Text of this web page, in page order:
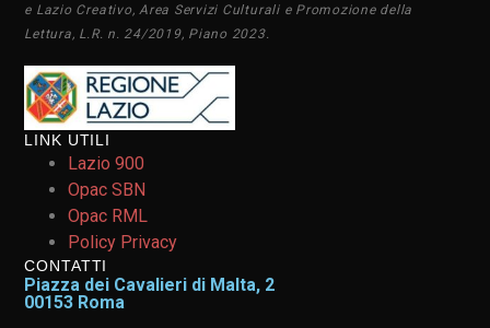
e Lazio Creativo, Area Servizi Culturali e Promozione della
Lettura, L.R. n. 24/2019, Piano 2023.
LINK UTILI
Lazio 900
Opac SBN
Opac RML
Policy Privacy
CONTATTI
Piazza dei Cavalieri di Malta, 2
00153 Roma